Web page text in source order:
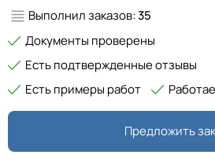
Выполнил заказов:35
Документы проверены
Есть подтвержденные отзывы
Есть примеры работ
Предложить